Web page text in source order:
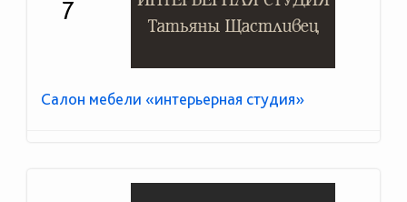
7
Салон мебели «интерьерная студия»